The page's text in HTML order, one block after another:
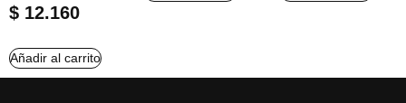
$ 12.160
Añadir al carrito